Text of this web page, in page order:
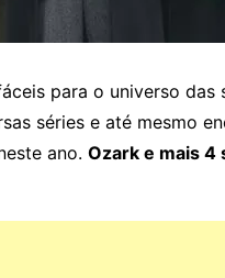
para o universo das
séries e até mesmo
ano. Ozark e mais 4